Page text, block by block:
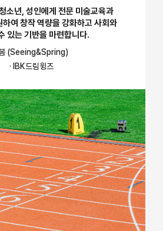
소년, 성인에게 전문 미술교육과
여 창작 역량을 강화하고 사회와
있는 기반을 마련합니다.
(Seeing&Spring)
· IBK드림윙즈